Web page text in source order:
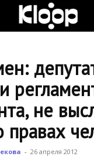
не
правах
- 26 апреля 2012